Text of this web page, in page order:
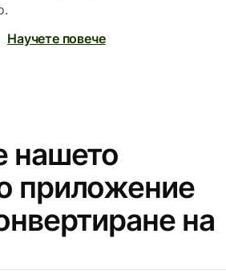
Научете повече
нашето
приложение
на